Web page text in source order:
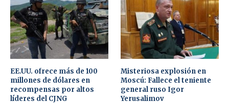
EE.UU. ofrece más de 100
millones de dólares en
recompensas por altos
líderes del CJNG
Misteriosa explosión en
Moscú: Fallece el teniente
general ruso Igor
Yerusalimov